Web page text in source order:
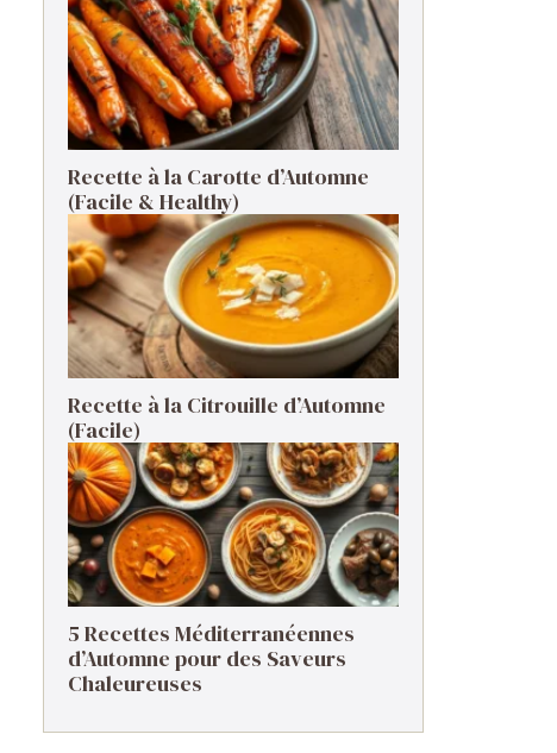
Recette à la Carotte d’Automne
(Facile & Healthy)
Recette à la Citrouille d’Automne
(Facile)
5 Recettes Méditerranéennes
d’Automne pour des Saveurs
Chaleureuses